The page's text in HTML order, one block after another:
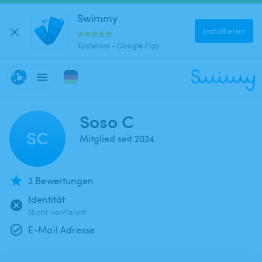
Swimmy
Kostenlos - Google Play
Installieren
SC
Soso C
Mitglied seit 2024
2 Bewertungen
Identität
Nicht verifiziert
E-Mail Adresse